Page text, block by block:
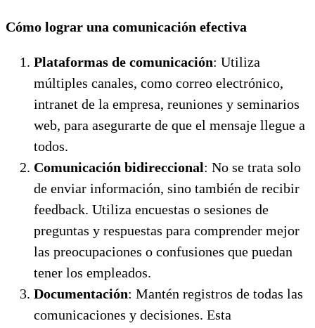
Cómo lograr una comunicación efectiva
Plataformas de comunicación: Utiliza
múltiples canales, como correo electrónico,
intranet de la empresa, reuniones y seminarios
web, para asegurarte de que el mensaje llegue a
todos.
Comunicación bidireccional: No se trata solo
de enviar información, sino también de recibir
feedback. Utiliza encuestas o sesiones de
preguntas y respuestas para comprender mejor
las preocupaciones o confusiones que puedan
tener los empleados.
Documentación: Mantén registros de todas las
comunicaciones y decisiones. Esta